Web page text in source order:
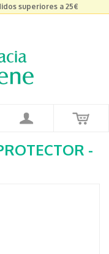
superiores a 25€
-